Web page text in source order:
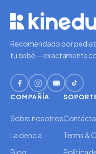
Recomendado por
tu bebé — exactamente
COMPAÑÍA
Sobre nosotros
La ciencia
Blog
Terms &
Política